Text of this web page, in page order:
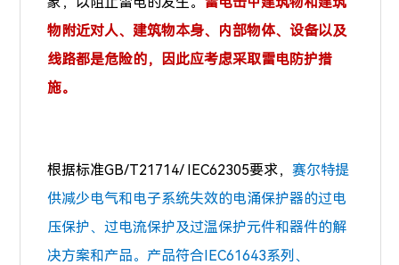
物附近对人、建筑物本身、内部物体、设备以及
线路都是危险的，因此应考虑采取雷电防护措
施。
根据标准GB/T21714/ IEC62305要求，赛尔特提
供减少电气和电子系统失效的电涌保护器的过电
压保护、过电流保护及过温保护元件和器件的解
决方案和产品。产品符合IEC61643系列、